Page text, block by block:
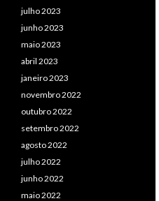
julho 2023
junho 2023
maio 2023
abril 2023
janeiro 2023
novembro 2022
outubro 2022
setembro 2022
agosto 2022
julho 2022
junho 2022
maio 2022